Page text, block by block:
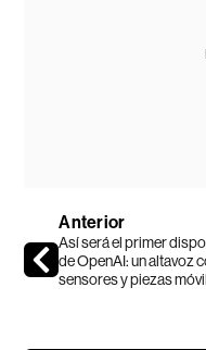
Anterior
Así será el primer
de OpenAI: un altavoz
sensores y piezas